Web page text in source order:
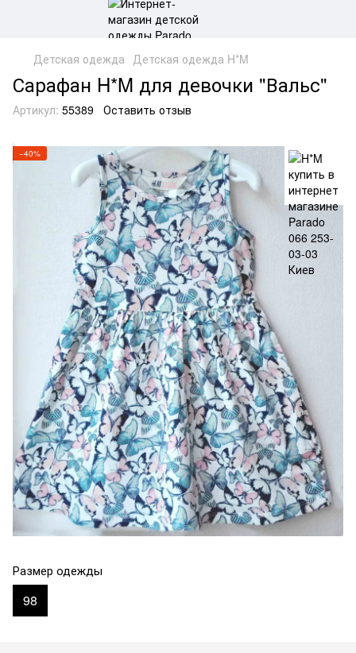
Детская одежда Детская одежда H*M
Сарафан H*M для девочки "Вальс"
Артикул: 55389 Оставить отзыв
−40%
Размер одежды
98